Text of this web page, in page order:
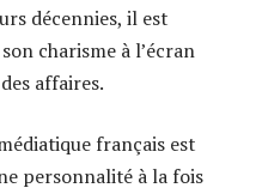
décennies, il est
charisme à l’écran
affaires.
français est
personnalité à la fois